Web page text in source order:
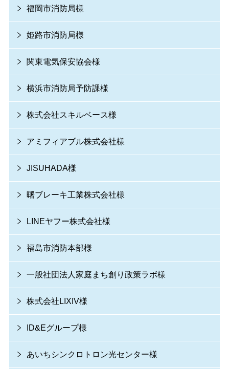
福岡市消防局様
姫路市消防局様
関東電気保安協会様
横浜市消防局予防課様
株式会社スキルベース様
アミフィアブル株式会社様
JISUHADA様
曙ブレーキ工業株式会社様
LINEヤフー株式会社様
福島市消防本部様
一般社団法人家庭まち創り政策ラボ様
株式会社LIXIV様
ID&Eグループ様
あいちシンクロトロン光センター様